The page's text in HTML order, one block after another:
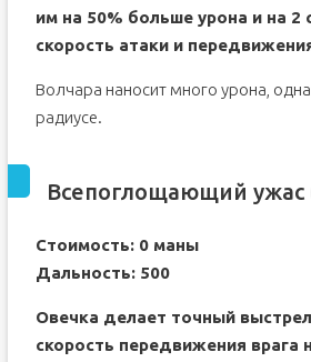
им на 50% больше урона и на 2
скорость атаки и
Волчара наносит много урона,
радиусе.
Всепоглощающий ужас
Стоимость: 0 маны
Дальность: 500
Овечка делает точный
скорость передвижения врага